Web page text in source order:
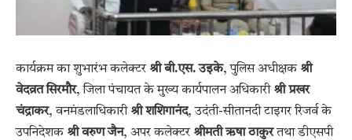
कार्यक्रम का शुभारंभ कलेक्टर श्री बी.एस. उइके, पुलिस अधीक्षक श्री
वेदव्रत सिरमौर, जिला पंचायत के मुख्य कार्यपालन अधिकारी श्री प्रखर
चंद्राकर, वनमंडलाधिकारी श्री शशिगानंद, उदंती-सीतानदी टाइगर रिजर्व के
उपनिदेशक श्री वरुण जैन, अपर कलेक्टर श्रीमती ऋषा ठाकुरतथा डीएसपी